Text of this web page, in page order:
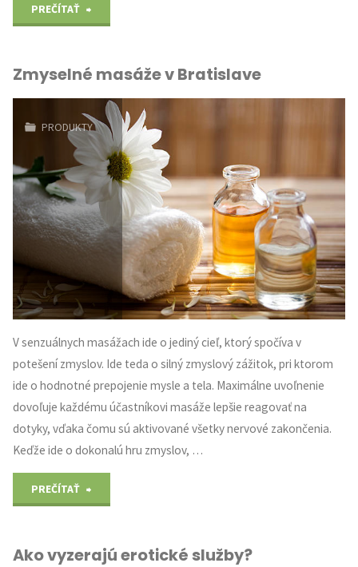
PREČÍTAŤ
ktorou
zima
nemá
šancu"
Zmyselné masáže v Bratislave
PRODUKTY
V senzuálnych masážach ide o jediný cieľ, ktorý spočíva v
potešení zmyslov. Ide teda o silný zmyslový zážitok, pri ktorom
ide o hodnotné prepojenie mysle a tela. Maximálne uvoľnenie
dovoľuje každému účastníkovi masáže lepšie reagovať na
dotyky, vďaka čomu sú aktivované všetky nervové zakončenia.
Keďže ide o dokonalú hru zmyslov, …
PREČÍTAŤ
v
Ako vyzerajú erotické služby?